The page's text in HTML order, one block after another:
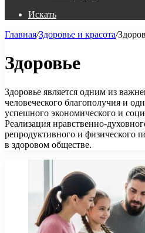
Искать
Главная/Здоровье и красота/
Здоровье
Здоровье является одним из
человеческого благополучия и
успешного экономического и
Реализация нравственно-
репродуктивного и физического
в здоровом обществе.